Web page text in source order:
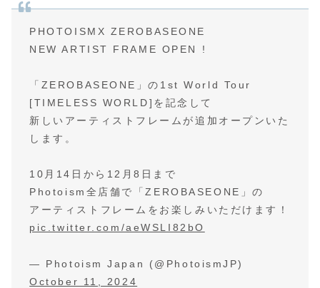
PHOTOISMX ZEROBASEONE
NEW ARTIST FRAME OPEN !
「ZEROBASEONE」の1st World Tour
[TIMELESS WORLD]を記念して
新しいアーティストフレームが追加オープンいた
します。
10月14日から12月8日まで
Photoism全店舗で「ZEROBASEONE」の
アーティストフレームをお楽しみいただけます！
pic.twitter.com/aeWSLI82bO
— Photoism Japan (@PhotoismJP)
October 11, 2024